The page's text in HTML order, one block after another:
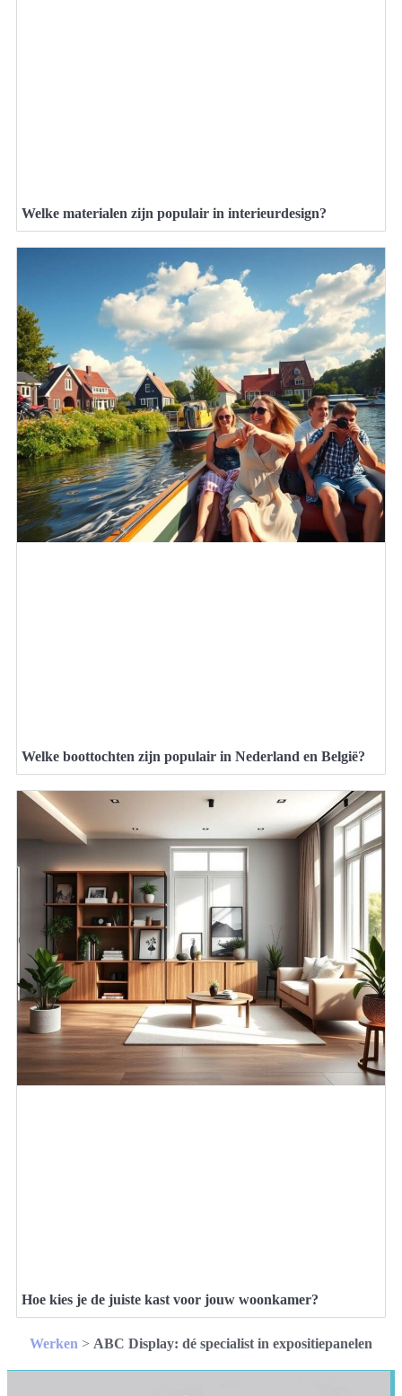
Welke materialen zijn populair in interieurdesign?
Welke boottochten zijn populair in Nederland en België?
Hoe kies je de juiste kast voor jouw woonkamer?
Werken > ABC Display: dé specialist in expositiepanelen